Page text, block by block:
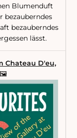
Blumenduft
bezauberndes
bezauberndes
lässt.
Chateau D'eu,
🖼️